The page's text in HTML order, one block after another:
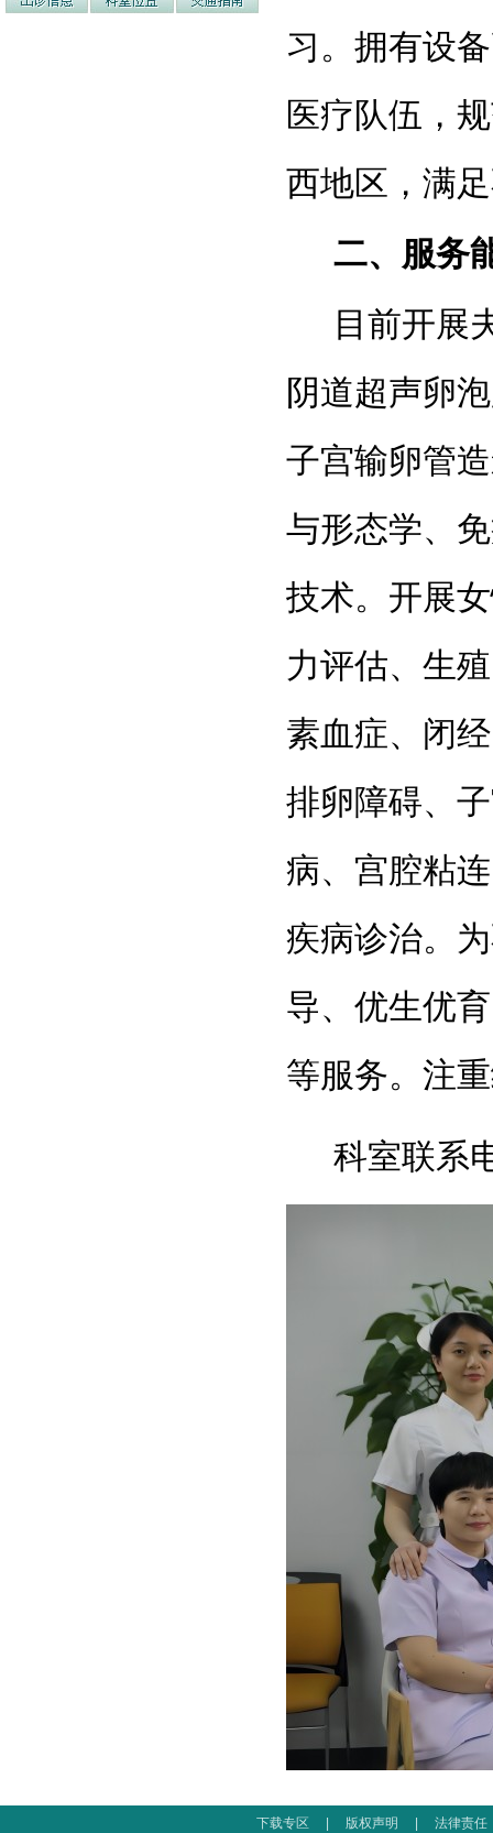
习。拥有设
医疗队伍，
西地区， 满
二、服务
目前开展
阴道超声卵
子宫输卵管
与形态学、
技术。开展
力评估、生
素血症、闭
排卵障碍、
病、宫腔粘
疾病诊治。
导、优生优
等服务。注
科室联系
下载专区 版权声明 法律责任